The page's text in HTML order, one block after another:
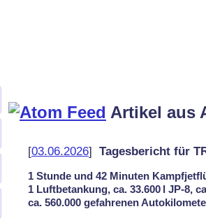
Artikel aus
[03.06.2026] Tagesbericht für
1 Stunde und 42 Minuten
1 Luftbetankung, ca. 33.600 l JP-8,
ca. 560.000 gefahrenen